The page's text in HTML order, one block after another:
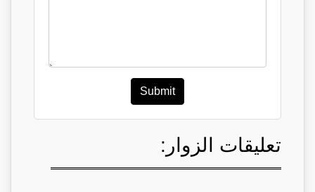
Submit
تعليقات الزوار: